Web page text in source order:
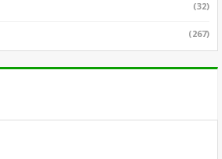
(32)
(267)